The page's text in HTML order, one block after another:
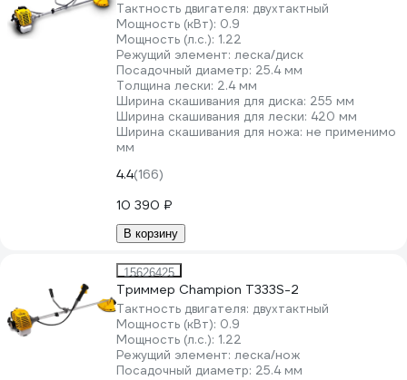
Тактность двигателя: двухтактный
Мощность (кВт): 0.9
Мощность (л.с.): 1.22
Режущий элемент: леска/диск
Посадочный диаметр: 25.4 мм
Толщина лески: 2.4 мм
Ширина скашивания для диска: 255 мм
Ширина скашивания для лески: 420 мм
Ширина скашивания для ножа: не применимо
мм
4.4(166)
10 390 ₽
В корзину
15626425
Триммер Champion T333S-2
Тактность двигателя: двухтактный
Мощность (кВт): 0.9
Мощность (л.с.): 1.22
Режущий элемент: леска/нож
Посадочный диаметр: 25.4 мм